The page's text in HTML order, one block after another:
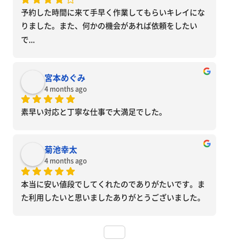
予約した時間に来て手早く作業してもらいキレイにな
りました。また、何かの機会があれば依頼をしたい
で...
宮本めぐみ
4 months ago
素早い対応と丁寧な仕事で大満足でした。
菊池幸太
4 months ago
本当に安い値段でしてくれたのでありがたいです。ま
た利用したいと思いましたありがとうございました。